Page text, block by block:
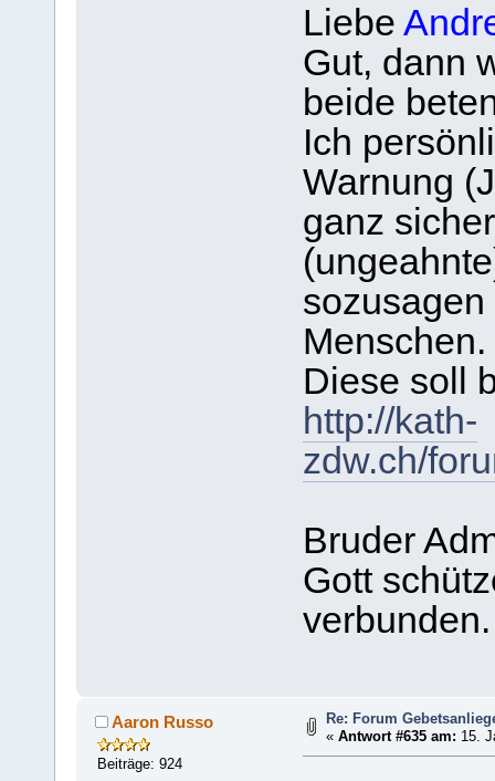
Liebe
Gut, dann
beide
Ich
Warnung
ganz
Menschen.
Diese soll
http://kath-
zdw.ch/
Bruder
Gott
verbunden.
Aaron Russo
Beiträge: 924
Re: Forum
«Antwort #635 am: 15.